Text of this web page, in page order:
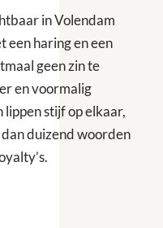
in Volendam
een haring en een
geen zin te
en voormalig
stijf op elkaar,
duizend woorden